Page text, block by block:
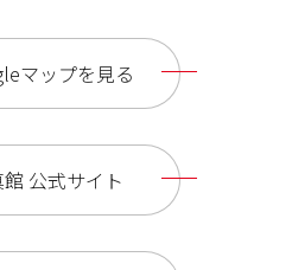
マップを見る
公式サイト